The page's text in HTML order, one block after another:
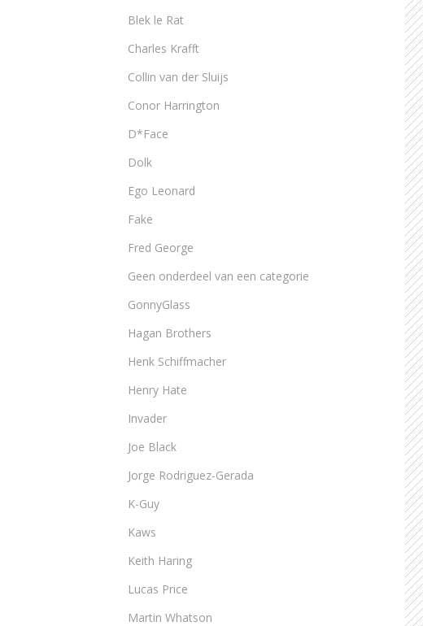
Blek le Rat
Charles Krafft
Collin van der Sluijs
Conor Harrington
D*Face
Dolk
Ego Leonard
Fake
Fred George
Geen onderdeel van een categorie
GonnyGlass
Hagan Brothers
Henk Schiffmacher
Henry Hate
Invader
Joe Black
Jorge Rodriguez-Gerada
K-Guy
Kaws
Keith Haring
Lucas Price
Martin Whatson